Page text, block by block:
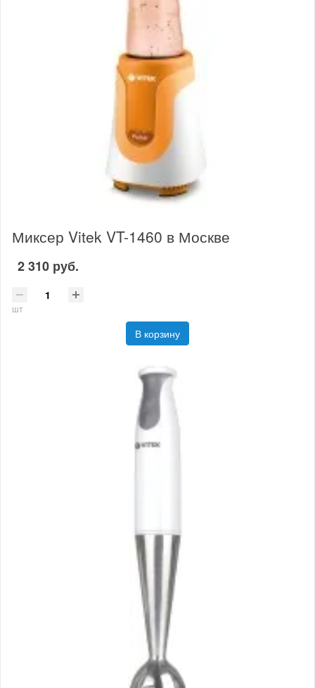
Миксер Vitek VT-1460 в Москве
2 310 руб.
шт
В корзину